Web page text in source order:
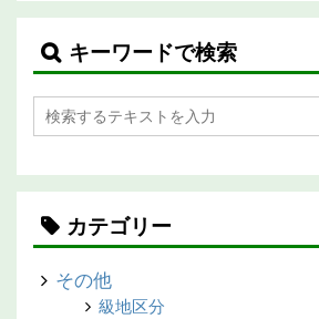
キーワードで検索
カテゴリー
その他
級地区分